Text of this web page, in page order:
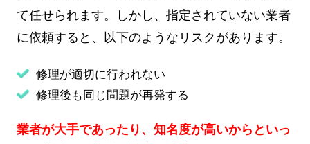
て任せられます。しかし、指定されていない業者
に依頼すると、以下のようなリスクがあります。
修理が適切に行われない
修理後も同じ問題が再発する
業者が大手であったり、知名度が高いからといっ